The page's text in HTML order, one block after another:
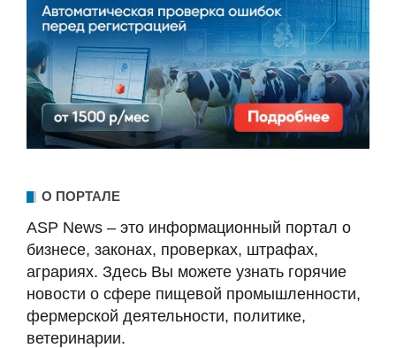
О ПОРТАЛЕ
ASP News – это информационный портал о
бизнесе, законах, проверках, штрафах,
аграриях. Здесь Вы можете узнать горячие
новости о сфере пищевой промышленности,
фермерской деятельности, политике,
ветеринарии.